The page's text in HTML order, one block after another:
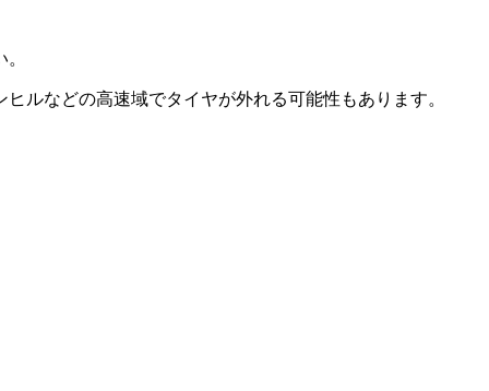
ルなどの高速域でタイヤが外れる可能性もあります。